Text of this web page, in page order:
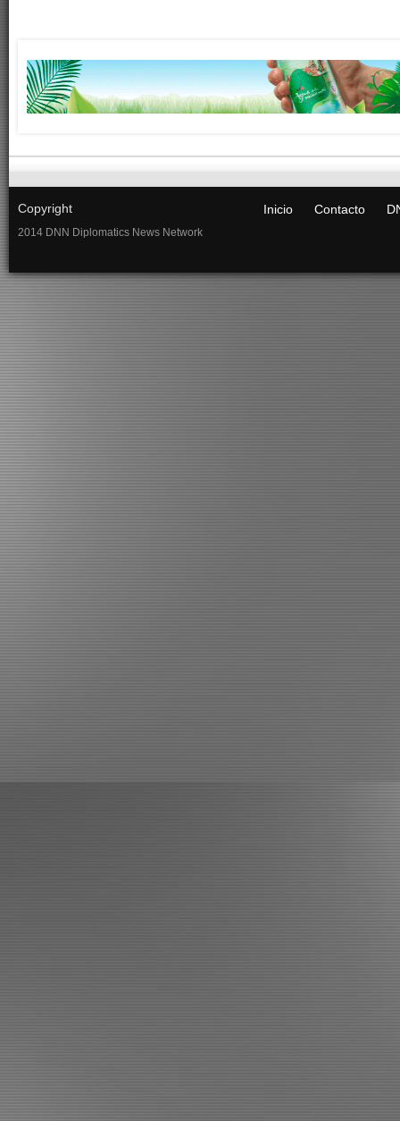
Copyright
2014 DNN Diplomatics News Network
Inicio Contacto